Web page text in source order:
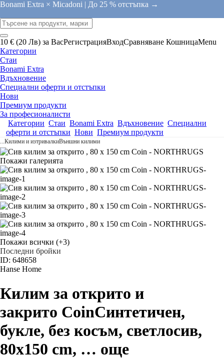
Bonami Extra × Micadoni | До 25 % отстъпка →
10 € (20 Лв) за ВасРегистрацияВходСравняване КошницаMenu
Категории
Стаи
Bonami Extra
Вдъхновение
Специални оферти и отстъпки
Нови
Премиум продукти
За професионалисти
Категории Стаи Bonami Extra Вдъхновение Специални
оферти и отстъпки Нови Премиум продукти
...Килими и изтривалкиВъншни килими
Покажи галерията
Покажи всички (+3)
Последни бройки
ID: 648658
Hanse Home
Килим за открито и
закрито CoinСинтетичен,
букле, без косъм, светлосив,
80x150 cm, … още